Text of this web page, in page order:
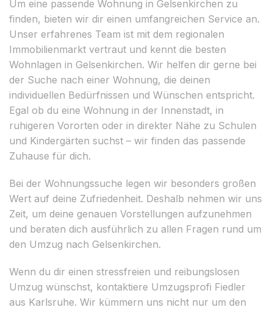
Um eine passende Wohnung in Gelsenkirchen zu
finden, bieten wir dir einen umfangreichen Service an.
Unser erfahrenes Team ist mit dem regionalen
Immobilienmarkt vertraut und kennt die besten
Wohnlagen in Gelsenkirchen. Wir helfen dir gerne bei
der Suche nach einer Wohnung, die deinen
individuellen Bedürfnissen und Wünschen entspricht.
Egal ob du eine Wohnung in der Innenstadt, in
ruhigeren Vororten oder in direkter Nähe zu Schulen
und Kindergärten suchst – wir finden das passende
Zuhause für dich.
Bei der Wohnungssuche legen wir besonders großen
Wert auf deine Zufriedenheit. Deshalb nehmen wir uns
Zeit, um deine genauen Vorstellungen aufzunehmen
und beraten dich ausführlich zu allen Fragen rund um
den Umzug nach Gelsenkirchen.
Wenn du dir einen stressfreien und reibungslosen
Umzug wünschst, kontaktiere Umzugsprofi Fiedler
aus Karlsruhe. Wir kümmern uns nicht nur um den